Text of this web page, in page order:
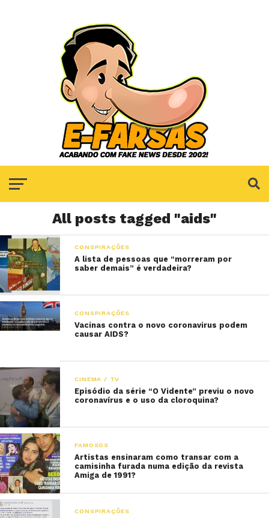
All posts tagged "aids"
CONSPIRAÇÕES
A lista de pessoas que “morreram por
saber demais” é verdadeira?
CONSPIRAÇÕES
Vacinas contra o novo coronavirus podem
causar AIDS?
CINEMA / TV
Episódio da série “O Vidente” previu o novo
coronavírus e o uso da cloroquina?
FAMOSOS
Artistas ensinaram como transar com a
camisinha furada numa edição da revista
Amiga de 1991?
CONSPIRAÇÕES